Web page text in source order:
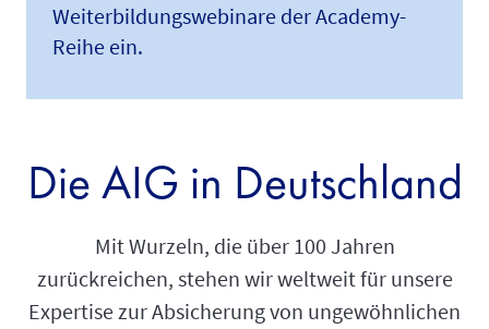
Weiterbildungswebinare der Academy-
Reihe ein.
Die AIG in Deutschland
Mit Wurzeln, die über 100 Jahren
zurückreichen, stehen wir weltweit für unsere
Expertise zur Absicherung von ungewöhnlichen